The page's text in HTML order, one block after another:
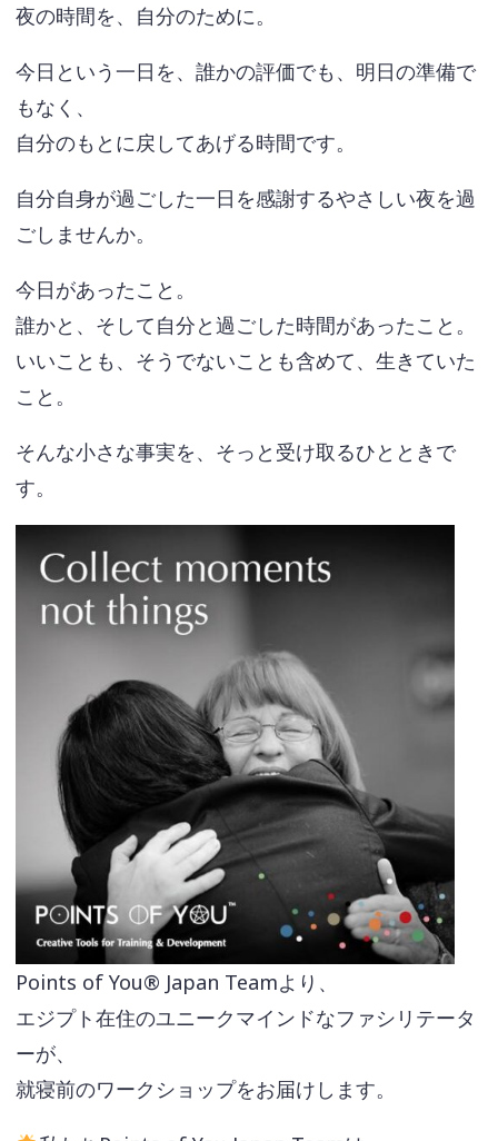
夜の時間を、自分のために。
今日という一日を、誰かの評価でも、明日の準備で
もなく、
自分のもとに戻してあげる時間です。
自分自身が過ごした一日を感謝するやさしい夜を過
ごしませんか。
今日があったこと。
誰かと、そして自分と過ごした時間があったこと。
いいことも、そうでないことも含めて、生きていた
こと。
そんな小さな事実を、そっと受け取るひとときで
す。
Points of You® Japan Teamより、
エジプト在住のユニークマインドなファシリテータ
ーが、
就寝前のワークショップをお届けします。